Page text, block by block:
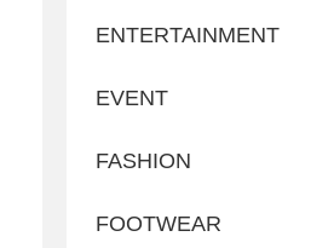
ENTERTAINMENT
EVENT
FASHION
FOOTWEAR